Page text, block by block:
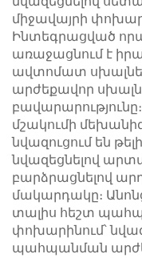
միջավայրի
Ինտեգրացված
առաջացնում է
ավտոմատ
արժեքավոր
մշակումի
նվազուցում են
նվազեցնելով
բարձրացնելով
մակարդակը։ Անոնց
տալիս հեշտ
փոխարինում՝
պահպանման